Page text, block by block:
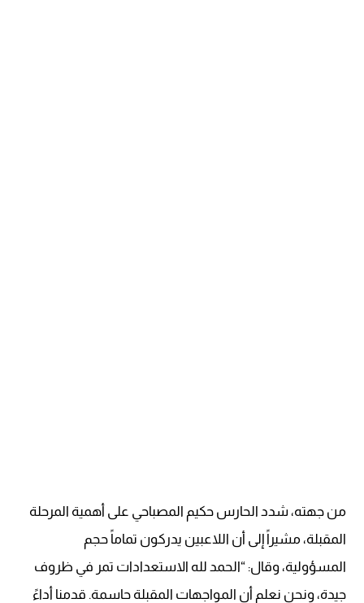
من جهته، شدد الحارس حكيم المصباحي على أهمية المرحلة
المقبلة، مشيراً إلى أن اللاعبين يدركون تماماً حجم
المسؤولية، وقال: “الحمد لله الاستعدادات تمر في ظروف
جيدة، ونحن نعلم أن المواجهات المقبلة حاسمة. قدمنا أداءً